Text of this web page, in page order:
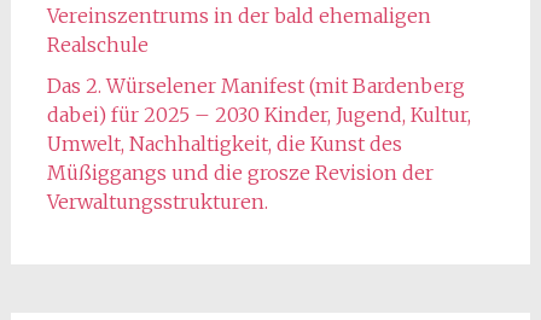
Vereinszentrums in der bald ehemaligen
Realschule
Das 2. Würselener Manifest (mit Bardenberg
dabei) für 2025 – 2030 Kinder, Jugend, Kultur,
Umwelt, Nachhaltigkeit, die Kunst des
Müßiggangs und die grosze Revision der
Verwaltungsstrukturen.